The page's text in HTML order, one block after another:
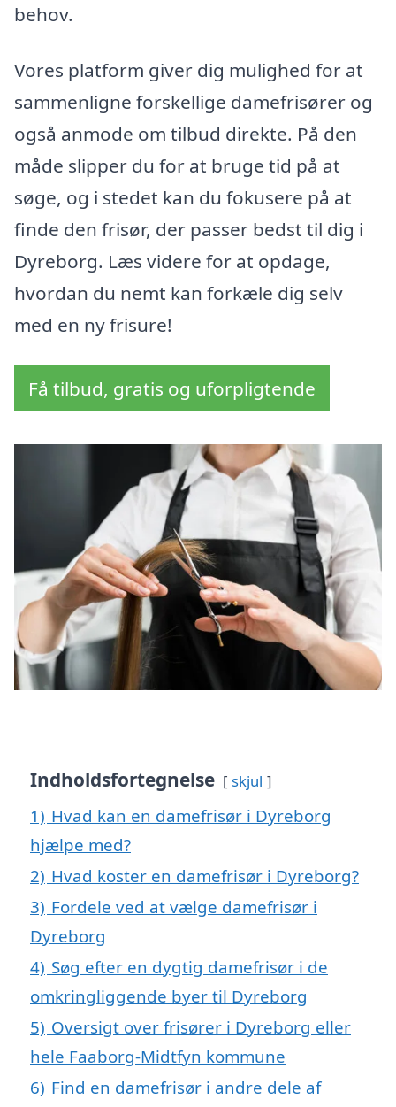
behov.
Vores platform giver dig mulighed for at
sammenligne forskellige damefrisører og
også anmode om tilbud direkte. På den
måde slipper du for at bruge tid på at
søge, og i stedet kan du fokusere på at
finde den frisør, der passer bedst til dig i
Dyreborg. Læs videre for at opdage,
hvordan du nemt kan forkæle dig selv
med en ny frisure!
Få tilbud, gratis og uforpligtende
Indholdsfortegnelse skjul
1) Hvad kan en damefrisør i Dyreborg
hjælpe med?
2) Hvad koster en damefrisør i Dyreborg?
3) Fordele ved at vælge damefrisør i
Dyreborg
4) Søg efter en dygtig damefrisør i de
omkringliggende byer til Dyreborg
5) Oversigt over frisører i Dyreborg eller
hele Faaborg-Midtfyn kommune
6) Find en damefrisør i andre dele af